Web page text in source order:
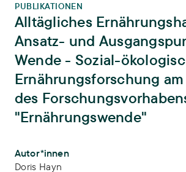
PUBLIKATIONEN
Alltägliches
Ansatz- und
Wende - Sozial-
Ernährungsforschung
des
"Ernährungswende"
Publikations-Infos
Autor*innen
Doris Hayn